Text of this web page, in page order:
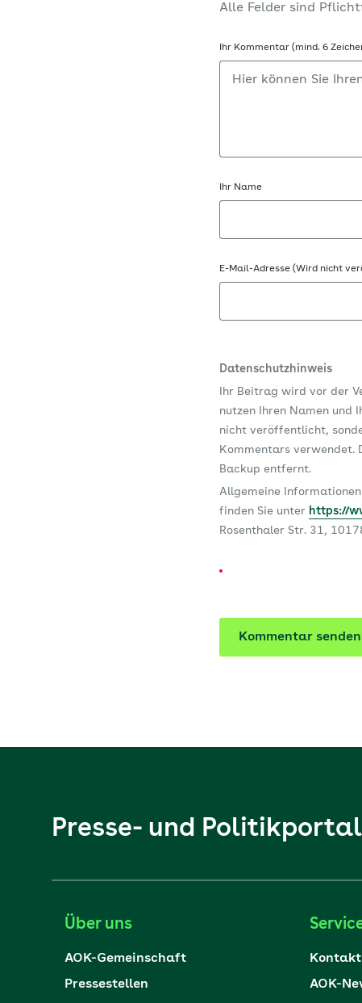
Alle Felder sind
Ihr Kommentar (mind. 6
Ihr Name
E-Mail-Adresse (Wird nicht
Datenschutzhinweis
Ihr Beitrag wird vor der
nutzen Ihren Namen und
nicht veröffentlicht,
Kommentars verwendet.
Backup entfernt.
Allgemeine
finden Sie unter https://
Rosenthaler Str. 31,
Kommentar senden
Presse- und Politikportal
Über uns
AOK-Gemeinschaft
Pressestellen
Kontakt
AOK-